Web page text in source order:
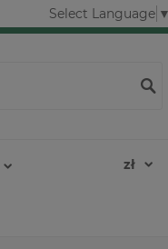
Select Language ▼